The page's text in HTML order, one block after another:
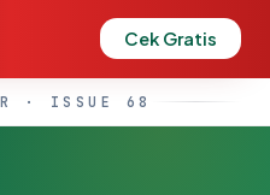
Cek Gratis
· ISSUE 68